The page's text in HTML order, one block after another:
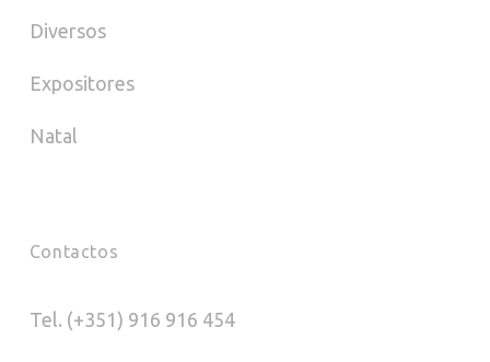
Diversos
Expositores
Natal
Contactos
Tel. (+351) 916 916 454